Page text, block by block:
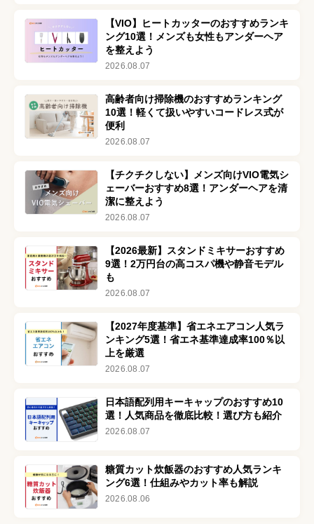
【VIO】ヒートカッターのおすすめランキ
ング10選！メンズも女性もアンダーヘア
を整えよう
2026.08.07
高齢者向け掃除機のおすすめランキング
10選！軽くて扱いやすいコードレス式が
便利
2026.08.07
【チクチクしない】メンズ向けVIO電気シ
ェーバーおすすめ8選！アンダーヘアを清
潔に整えよう
2026.08.07
【2026最新】スタンドミキサーおすすめ
9選！2万円台の高コスパ機や静音モデル
も
2026.08.07
【2027年度基準】省エネエアコン人気ラ
ンキング5選！省エネ基準達成率100％以
上を厳選
2026.08.07
日本語配列用キーキャップのおすすめ10
選！人気商品を徹底比較！選び方も紹介
2026.08.07
糖質カット炊飯器のおすすめ人気ランキ
ング6選！仕組みやカット率も解説
2026.08.06